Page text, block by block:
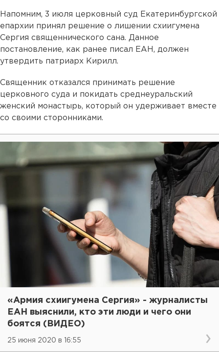
Напомним, 3 июля церковный суд Екатеринбургской
епархии принял решение о лишении схиигумена
Сергия священнического сана. Данное
постановление, как ранее писал ЕАН, должен
утвердить патриарх Кирилл.
Священник отказался принимать решение
церковного суда и покидать среднеуральский
женский монастырь, который он удерживает вместе
со своими сторонниками.
«Армия схиигумена Сергия» - журналисты
ЕАН выяснили, кто эти люди и чего они
боятся (ВИДЕО)
25 июня 2020 в 16:55